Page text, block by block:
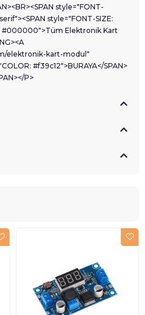
style="FONT-
style="FONT-SIZE:
#000000">Tüm Elektronik Kart
elektronik-kart-modul"
#f39c12">BURAYA</SPAN>
P>